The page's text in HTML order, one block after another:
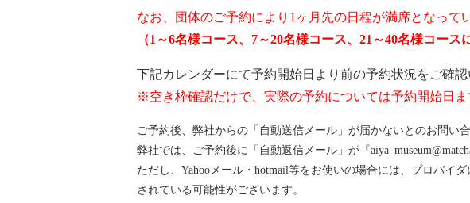
なお、団体のご予約により1ヶ月先の日程が満席となって
（1～6名様コース、7～20名様コース、21～40名様コー
下記カレンダーにて予約開始日より前の予約状況をご確認
※空き枠確認だけで、実際の予約については予約開始日ま
ご予約後、弊社からの「自動送信メール」が届かないとのお問い
弊社では、ご予約後に「自動返信メール」が『
ただし、Yahooメール・hotmail等をお使いの場合には、プロバイ
されている可能性がございます。